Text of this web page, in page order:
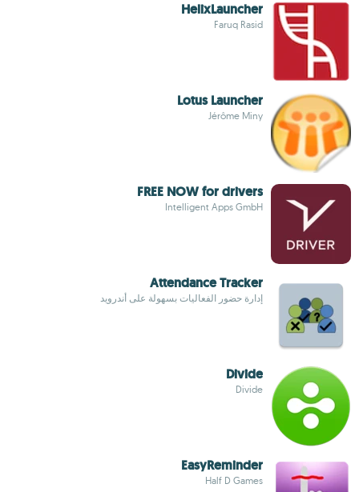
HelixLauncher
Faruq Rasid
Lotus Launcher
Jérôme Miny
FREE NOW for drivers
Intelligent Apps GmbH
Attendance Tracker
إدارة حضور الفعاليات بسهولة على أندرويد
Divide
Divide
EasyReminder
Half D Games